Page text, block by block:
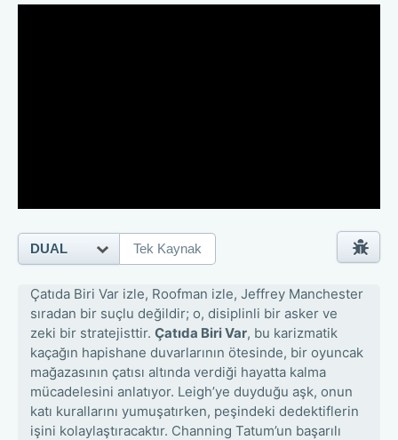
Çatıda Biri Var izle, Roofman izle, Jeffrey Manchester
sıradan bir suçlu değildir; o, disiplinli bir asker ve
zeki bir stratejisttir. Çatıda Biri Var, bu karizmatik
kaçağın hapishane duvarlarının ötesinde, bir oyuncak
mağazasının çatısı altında verdiği hayatta kalma
mücadelesini anlatıyor. Leigh’ye duyduğu aşk, onun
katı kurallarını yumuşatırken, peşindeki dedektiflerin
işini kolaylaştıracaktır. Channing Tatum’un başarılı
DUAL Tek Kaynak